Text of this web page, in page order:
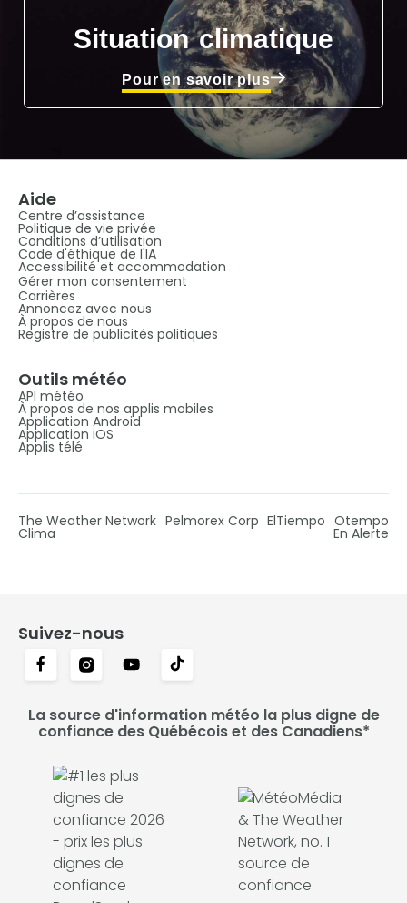
Situation climatique
Pour en savoir plus
Aide
Centre d’assistance
Politique de vie privée
Conditions d’utilisation
Code d'éthique de l'IA
Accessibilité et accommodation
Gérer mon consentement
Carrières
Annoncez avec nous
À propos de nous
Registre de publicités politiques
Outils météo
API météo
À propos de nos applis mobiles
Application Android
Application iOS
Applis télé
The Weather Network Pelmorex Corp ElTiempo Otempo
Clima En Alerte
Suivez-nous
La source d'information météo la plus digne de
confiance des Québécois et des Canadiens*